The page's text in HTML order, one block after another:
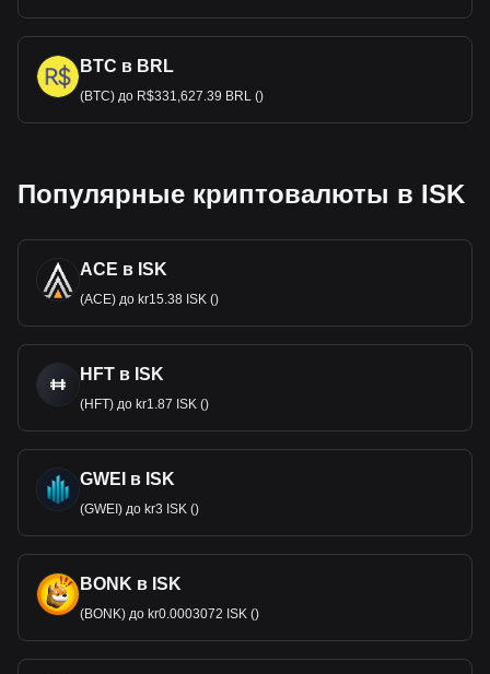
BTC в BRL
(BTC) до R$331,627.39 BRL ()
Популярные криптовалюты в ISK
ACE в ISK
(ACE) до kr15.38 ISK ()
HFT в ISK
(HFT) до kr1.87 ISK ()
GWEI в ISK
(GWEI) до kr3 ISK ()
BONK в ISK
(BONK) до kr0.0003072 ISK ()